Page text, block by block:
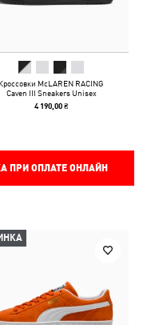
Кроссовки McLAREN RACING
Caven III Sneakers Unisex
4 190,00 ₴
ПРИ ОПЛАТЕ ОНЛАЙН